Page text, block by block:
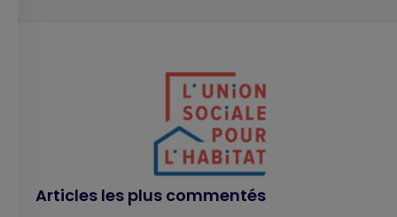
Articles les plus commentés